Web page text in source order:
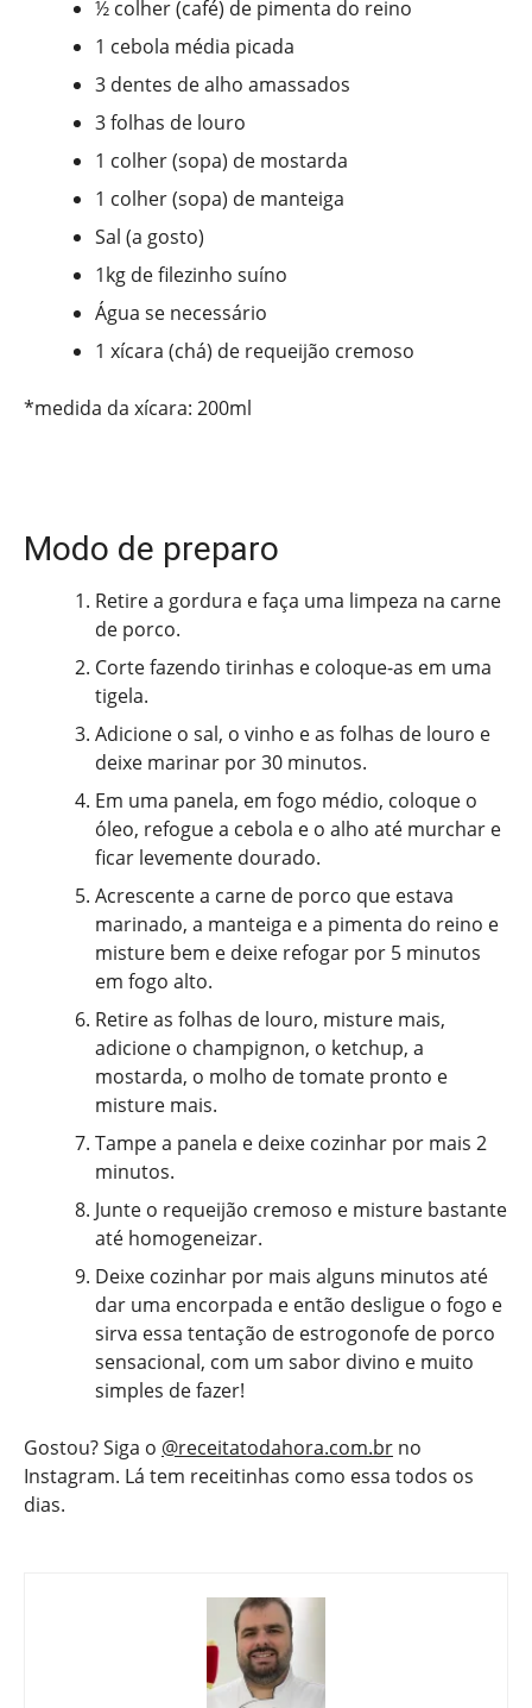
½ colher (café) de pimenta do reino
1 cebola média picada
3 dentes de alho amassados
3 folhas de louro
1 colher (sopa) de mostarda
1 colher (sopa) de manteiga
Sal (a gosto)
1kg de filezinho suíno
Água se necessário
1 xícara (chá) de requeijão cremoso
*medida da xícara: 200ml
Modo de preparo
Retire a gordura e faça uma limpeza na carne
de porco.
Corte fazendo tirinhas e coloque-as em uma
tigela.
Adicione o sal, o vinho e as folhas de louro e
deixe marinar por 30 minutos.
Em uma panela, em fogo médio, coloque o
óleo, refogue a cebola e o alho até murchar e
ficar levemente dourado.
Acrescente a carne de porco que estava
marinado, a manteiga e a pimenta do reino e
misture bem e deixe refogar por 5 minutos
em fogo alto.
Retire as folhas de louro, misture mais,
adicione o champignon, o ketchup, a
mostarda, o molho de tomate pronto e
misture mais.
Tampe a panela e deixe cozinhar por mais 2
minutos.
Junte o requeijão cremoso e misture bastante
até homogeneizar.
Deixe cozinhar por mais alguns minutos até
dar uma encorpada e então desligue o fogo e
sirva essa tentação de estrogonofe de porco
sensacional, com um sabor divino e muito
simples de fazer!
Gostou? Siga o @receitatodahora.com.br no
Instagram. Lá tem receitinhas como essa todos os
dias.